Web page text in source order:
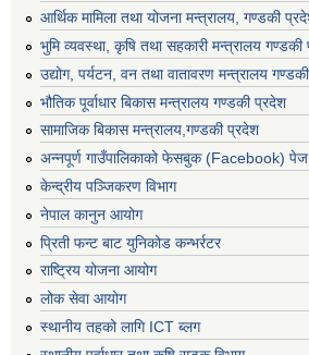
आर्थिक मामिला तथा योजना मन्त्रालय, गण्डकी
भुमि व्यवस्था, कृषि तथा सहकारी मन्त्रालय गण्डकी
उद्योग, पर्यटन, वन तथा वातावरण मन्त्रालय
भौतिक पूर्वाधार बिकास मन्त्रालय गण्डकी प्रदेश
सामाजिक बिकास मन्त्रालय,गण्डकी प्रदेश
अन्नपूर्ण गाउँपालिकाको फेसबुक (Facebook) पेज
केन्द्रीय पञ्जिकरण विभाग
नेपाल कानुन आयोग
प्रिती फन्ट बाट युनिकोड कन्भर्रटर
राष्ट्रिय योजना आयोग
लोक सेवा आयोग
स्थानीय तहको लागि ICT ब्लग